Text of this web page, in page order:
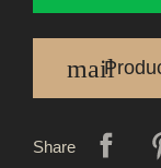
mail
Share